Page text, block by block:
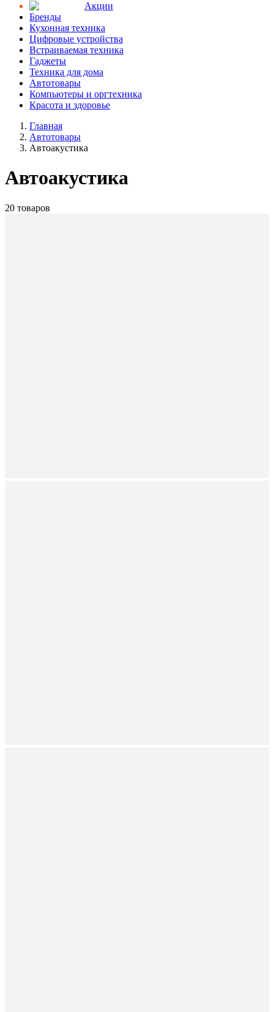
Aкции
Бренды
Кухонная техника
Цифровые устройства
Встраиваемая техника
Гаджеты
Техника для дома
Автотовары
Компьютеры и оргтехника
Красота и здоровье
Главная
Автотовары
Автоакустика
Автоакустика
20 товаров